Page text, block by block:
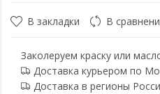
В закладки В
Заколеруем краску или
Доставка курьером по
Доставка в регионы